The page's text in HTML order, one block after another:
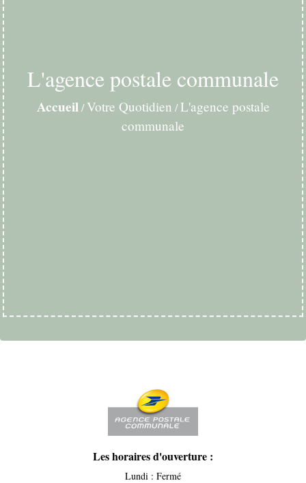
L'agence postale communale
Accueil/Votre Quotidien /L'agence postale
communale
Les horaires d'ouverture :
Lundi : Fermé